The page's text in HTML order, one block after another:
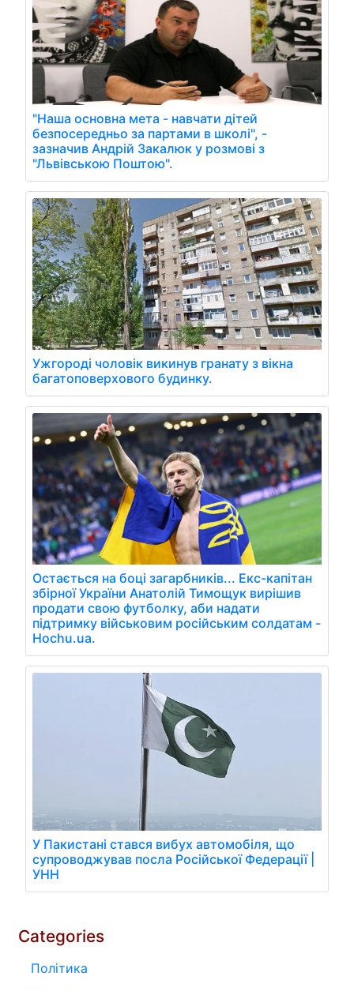
"Наша основна мета - навчати дітей
безпосередньо за партами в школі", -
зазначив Андрій Закалюк у розмові з
"Львівською Поштою".
Ужгороді чоловік викинув гранату з вікна
багатоповерхового будинку.
Остається на боці загарбників... Екс-капітан
збірної України Анатолій Тимощук вирішив
продати свою футболку, аби надати
підтримку військовим російським солдатам -
Hochu.ua.
У Пакистані стався вибух автомобіля, що
супроводжував посла Російської Федерації |
УНН
Categories
Політика